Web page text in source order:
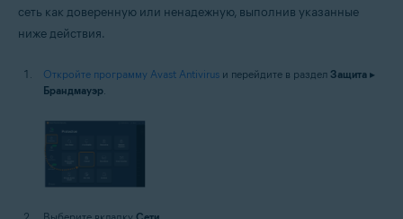
сеть как доверенную или ненадежную, выполнив указанные
ниже действия.
Откройте программу Avast Antivirus и перейдите в раздел Защита ▸
Брандмауэр.